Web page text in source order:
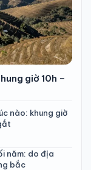
giờ 10h –
nào: khung giờ
năm: do địa
bắc